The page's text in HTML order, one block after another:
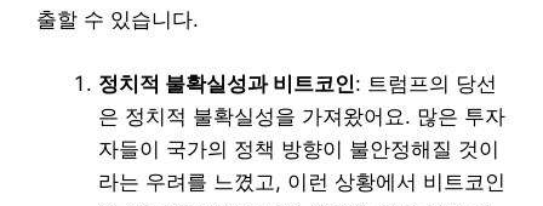
출할 수 있습니다.
정치적 불확실성과 비트코인: 트럼프의 당선
은 정치적 불확실성을 가져왔어요. 많은 투자
자들이 국가의 정책 방향이 불안정해질 것이
라는 우려를 느꼈고, 이런 상황에서 비트코인